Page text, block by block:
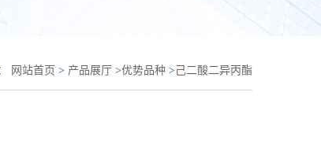
网站首页 > 产品展厅 >优势品种 > 己二酸二异丙酯